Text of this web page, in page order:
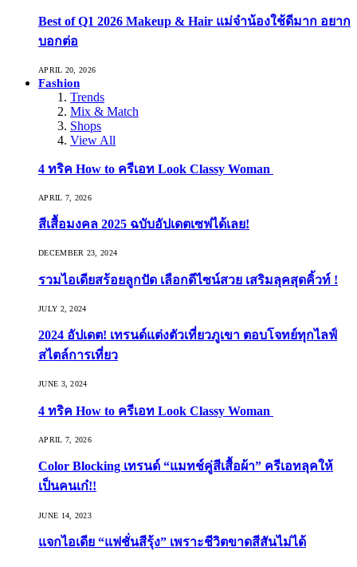
Best of Q1 2026 Makeup & Hair แม่จ๋าน้องใช้ดีมาก อยาก
บอกต่อ
APRIL 20, 2026
Fashion
Trends
Mix & Match
Shops
View All
4 ทริค How to ครีเอท Look Classy Woman
APRIL 7, 2026
สีเสื้อมงคล 2025 ฉบับอัปเดตเซฟได้เลย!
DECEMBER 23, 2024
รวมไอเดียสร้อยลูกปัด เลือกดีไซน์สวย เสริมลุคสุดคิ้วท์ !
JULY 2, 2024
2024 อัปเดต! เทรนด์แต่งตัวเที่ยวภูเขา ตอบโจทย์ทุกไลฟ์
สไตล์การเที่ยว
JUNE 3, 2024
4 ทริค How to ครีเอท Look Classy Woman
APRIL 7, 2026
Color Blocking เทรนด์ “แมทช์คู่สีเสื้อผ้า” ครีเอทลุคให้
เป็นคนเก๋!!
JUNE 14, 2023
แจกไอเดีย “แฟชั่นสีรุ้ง” เพราะชีวิตขาดสีสันไม่ได้